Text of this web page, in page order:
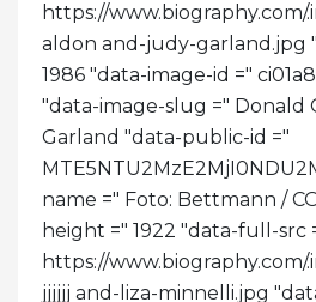
https://
aldon and-judy-garland.jpg
1986 "data-image-id ="
"data-image-slug =" Donald
Garland "data-public-id ="
name =" Foto: Bettmann /
height =" 1922 "data-full-src
https://www.biography.com/
jjjjjj and-liza-minnelli.jpg